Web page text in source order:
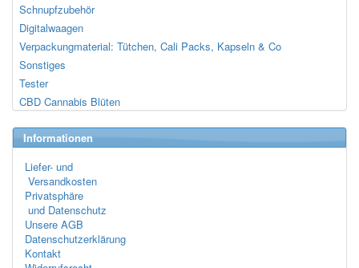
Schnupfzubehör
Digitalwaagen
Verpackungmaterial: Tütchen, Cali Packs, Kapseln & Co
Sonstiges
Tester
CBD Cannabis Blüten
Informationen
Liefer- und
Versandkosten
Privatsphäre
und Datenschutz
Unsere AGB
Datenschutzerklärung
Kontakt